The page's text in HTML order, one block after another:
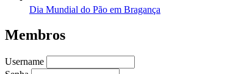
Dia Mundial do Pão em Bragança
Membros
Username